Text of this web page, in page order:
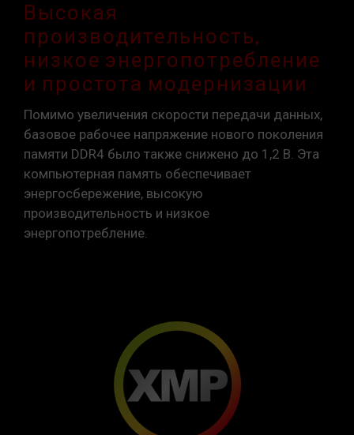
Высокая
производительность,
низкое энергопотребление
и простота модернизации
Помимо увеличения скорости передачи данных,
базовое рабочее напряжение нового поколения
памяти DDR4 было также снижено до 1,2 В. Эта
компьютерная память обеспечивает
энергосбережение, высокую
производительность и низкое
энергопотребление.